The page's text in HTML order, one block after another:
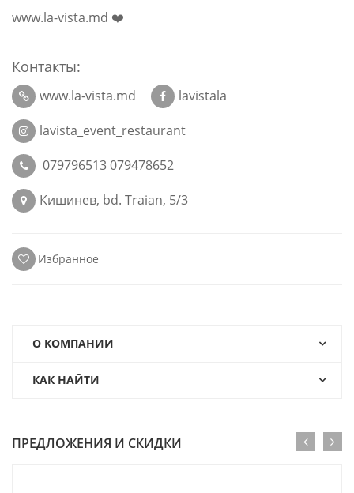
www.la-vista.md ❤️
Контакты:
www.la-vista.md
lavistala
lavista_event_restaurant
079796513 079478652
Кишинев, bd. Traian, 5/3
Избранное
О КОМПАНИИ
КАК НАЙТИ
ПРЕДЛОЖЕНИЯ И СКИДКИ